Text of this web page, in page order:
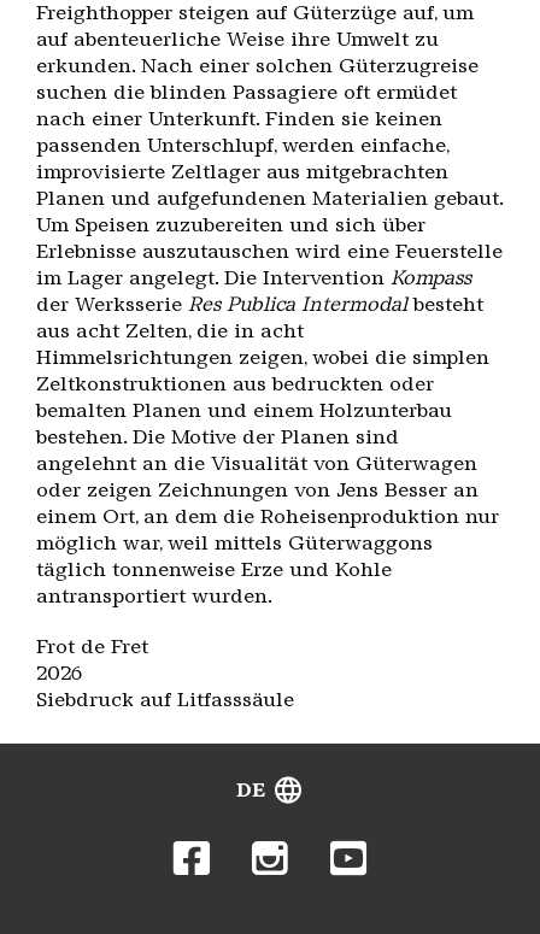
Freighthopper steigen auf Güterzüge auf, um
auf abenteuerliche Weise ihre Umwelt zu
erkunden. Nach einer solchen Güterzugreise
suchen die blinden Passagiere oft ermüdet
nach einer Unterkunft. Finden sie keinen
passenden Unterschlupf, werden einfache,
improvisierte Zeltlager aus mitgebrachten
Planen und aufgefundenen Materialien gebaut.
Um Speisen zuzubereiten und sich über
Erlebnisse auszutauschen wird eine Feuerstelle
im Lager angelegt. Die Intervention Kompass
der Werksserie Res Publica Intermodalbesteht
aus acht Zelten, die in acht
Himmelsrichtungen zeigen, wobei die simplen
Zeltkonstruktionen aus bedruckten oder
bemalten Planen und einem Holzunterbau
bestehen. Die Motive der Planen sind
angelehnt an die Visualität von Güterwagen
oder zeigen Zeichnungen von Jens Besser an
einem Ort, an dem die Roheisenproduktion nur
möglich war, weil mittels Güterwaggons
täglich tonnenweise Erze und Kohle
antransportiert wurden.
Frot de Fret
2026
Siebdruck auf Litfasssäule
DE